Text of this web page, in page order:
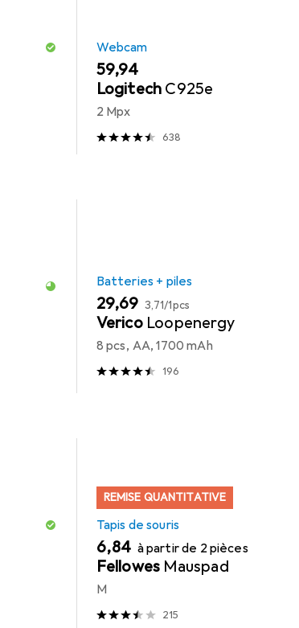
Webcam
EUR
59,94
Logitech C925e
2 Mpx
638
Batteries + piles
EUR
29,69 EUR
3,71/1pcs
Verico Loopenergy
8 pcs, AA, 1700 mAh
196
REMISE QUANTITATIVE
Tapis de souris
EUR
6,84 à partir de 2 pièces
Fellowes Mauspad
M
215